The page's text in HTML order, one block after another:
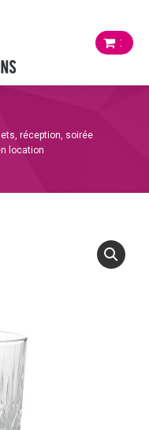
:
réception, soirée
location